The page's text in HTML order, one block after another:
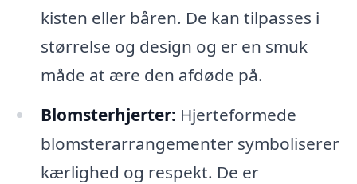
kisten eller båren. De kan tilpasses i
størrelse og design og er en smuk
måde at ære den afdøde på.
Blomsterhjerter: Hjerteformede
blomsterarrangementer symboliserer
kærlighed og respekt. De er